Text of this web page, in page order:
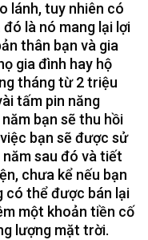
lánh, tuy nhiên có
là nó mang lại lợi
thân bạn và gia
gia đình hay hộ
tháng từ 2 triệu
tấm pin năng
bạn sẽ thu hồi
bạn sẽ được sử
sau đó và tiết
chưa kể nếu bạn
có thể được bán lại
một khoản tiền cố
lượng mặt trời.